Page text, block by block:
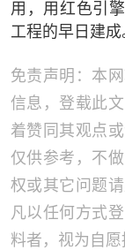
用，用红色引
工程的早日建成
免责声明：本
信息，登载此
着赞同其观点
仅供参考，不
权或其它问题
凡以任何方式
料者，视为自愿